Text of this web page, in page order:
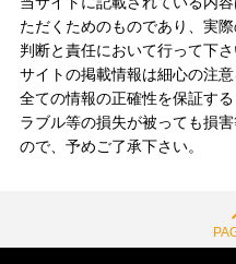
ただくためのものであり、実
判断と責任において行って下
サイトの掲載情報は細心の注
全ての情報の正確性を保証す
ラブル等の損失が被っても損
ので、予めご了承下さい。